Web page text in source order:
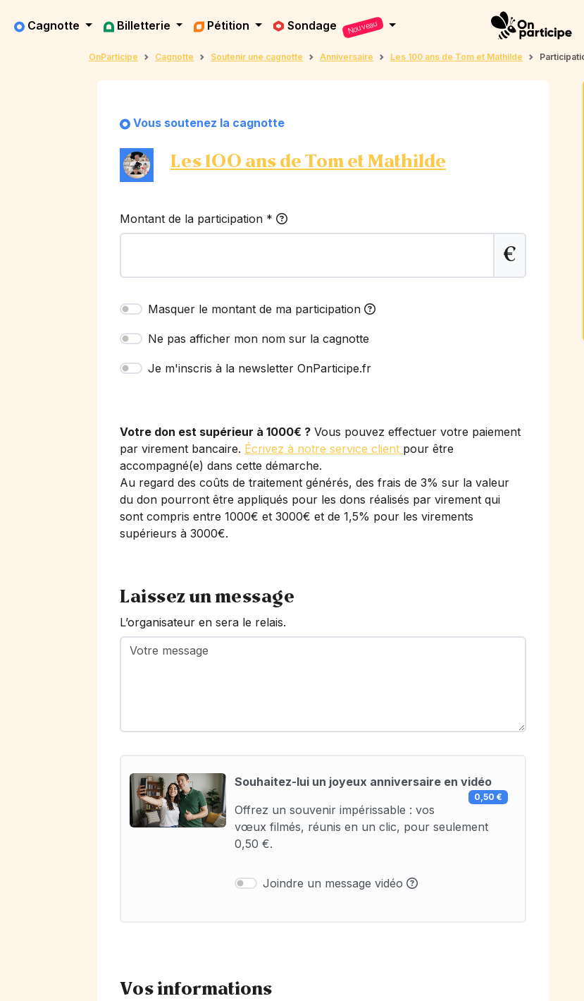
Cagnotte Billetterie Pétition Sondage Nouveau
OnParticipe Cagnotte Soutenir une cagnotte Anniversaire Les 100 ans de Tom et Mathilde
Vous soutenez la cagnotte
Les 100 ans de Tom et Mathilde
Montant de la participation *
€
Masquer le montant de ma participation
Ne pas afficher mon nom sur la cagnotte
Je m'inscris à la newsletter OnParticipe.fr
Votre don est supérieur à 1000€ ? Vous pouvez effectuer votre paiement
par virement bancaire. Écrivez à notre service client pour être
accompagné(e) dans cette démarche.
Au regard des coûts de traitement générés, des frais de 3% sur la valeur
du don pourront être appliqués pour les dons réalisés par virement qui
sont compris entre 1000€ et 3000€ et de 1,5% pour les virements
supérieurs à 3000€.
Laissez un message
L’organisateur en sera le relais.
Souhaitez-lui un joyeux anniversaire en vidéo
0,50 €
Offrez un souvenir impérissable : vos
vœux filmés, réunis en un clic, pour seulement
0,50 €.
Joindre un message vidéo
Vos informations